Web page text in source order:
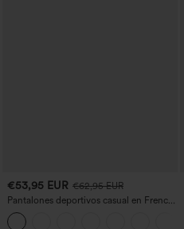
€53,95 EUR €62,95 EUR
Pantalones deportivos casual en French
terry con estampado denim, tiro medio,
estilo jeans y bolsillos